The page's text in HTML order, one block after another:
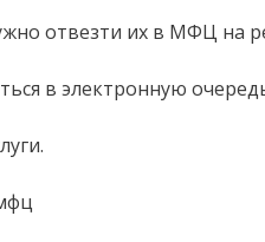
отвезти их в МФЦ на
в электронную